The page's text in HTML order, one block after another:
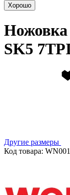
Хорошо
Ножовка
SK5
Другие размеры
Код товара: